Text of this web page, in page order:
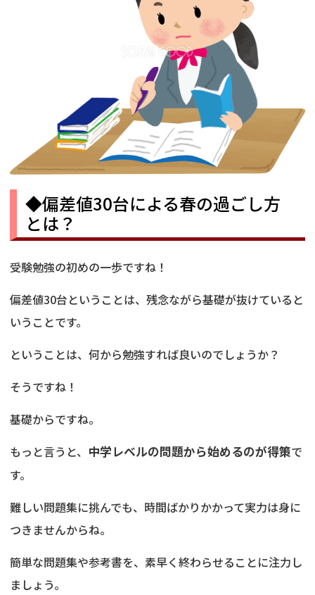
◆偏差値30台による春の過ごし方
とは？
受験勉強の初めの一歩ですね！
偏差値30台ということは、残念ながら基礎が抜けていると
いうことです。
ということは、何から勉強すれば良いのでしょうか？
そうですね！
基礎からですね。
もっと言うと、 中学レベルの問題から始めるのが得策で
す。
難しい問題集に挑んでも、時間ばかりかかって実力は身に
つきませんからね。
簡単な問題集や参考書を、素早く終わらせることに注力し
ましょう。